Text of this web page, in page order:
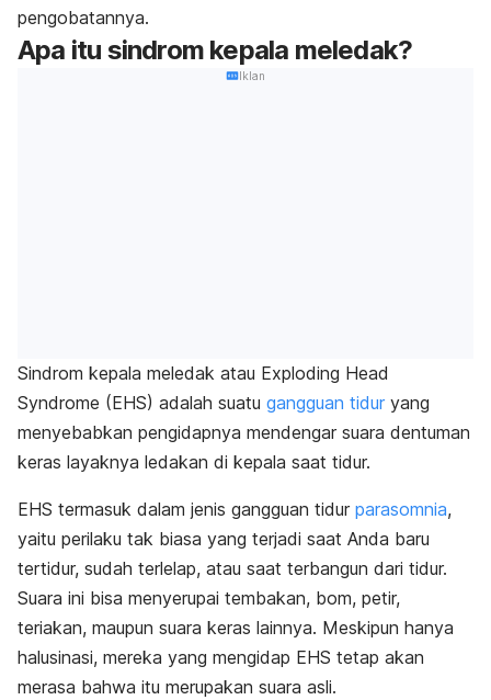
pengobatannya.
Apa itu sindrom kepala meledak?
Iklan
Sindrom kepala meledak atau Exploding Head
Syndrome (EHS) adalah suatu gangguan tidur yang
menyebabkan pengidapnya mendengar suara dentuman
keras layaknya ledakan di kepala saat tidur.
EHS termasuk dalam jenis gangguan tidur parasomnia,
yaitu perilaku tak biasa yang terjadi saat Anda baru
tertidur, sudah terlelap, atau saat terbangun dari tidur.
Suara ini bisa menyerupai tembakan, bom, petir,
teriakan, maupun suara keras lainnya. Meskipun hanya
halusinasi, mereka yang mengidap EHS tetap akan
merasa bahwa itu merupakan suara asli.